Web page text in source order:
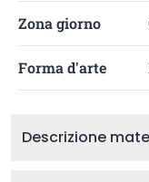
Zona giorno
Forma d'arte
Descrizione